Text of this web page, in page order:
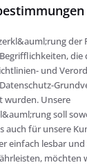
der
die
und
wurden. Unsere
soll
auch für unsere
einfach lesbar
möchten